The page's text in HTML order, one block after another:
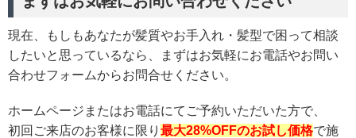
現在、もしもあなたが髪質やお手入れ・髪型で困って相談
したいと思っているなら、まずはお気軽にお電話やお問い
合わせフォームからお問合せください。
ホームページまたはお電話にてご予約いただいた方で、
初回ご来店のお客様に限り 最大28%OFFのお試し価格で施